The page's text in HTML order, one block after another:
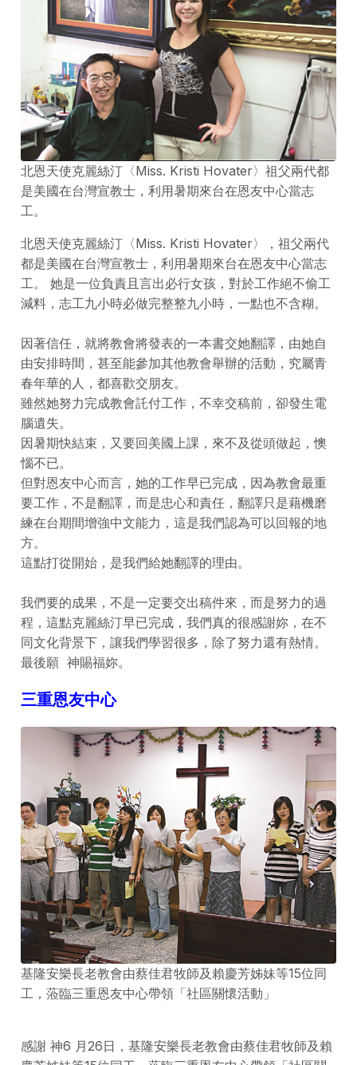
北恩天使克麗絲汀〈Miss. Kristi Hovater〉祖父兩代都
是美國在台灣宣教士，利用暑期來台在恩友中心當志
工。
北恩天使克麗絲汀〈Miss. Kristi Hovater〉，祖父兩代
都是美國在台灣宣教士，利用暑期來台在恩友中心當志
工。 她是一位負責且言出必行女孩，對於工作絕不偷工
減料，志工九小時必做完整整九小時，一點也不含糊。
因著信任，就將教會將發表的一本書交她翻譯，由她自
由安排時間，甚至能參加其他教會舉辦的活動，究屬青
春年華的人，都喜歡交朋友。
雖然她努力完成教會託付工作，不幸交稿前，卻發生電
腦遺失。
因暑期快結束，又要回美國上課，來不及從頭做起，懊
惱不已。
但對恩友中心而言，她的工作早已完成，因為教會最重
要工作，不是翻譯，而是忠心和責任，翻譯只是藉機磨
練在台期間增強中文能力，這是我們認為可以回報的地
方。
這點打從開始，是我們給她翻譯的理由。
我們要的成果，不是一定要交出稿件來，而是努力的過
程，這點克麗絲汀早已完成，我們真的很感謝妳，在不
同文化背景下，讓我們學習很多，除了努力還有熱情。
最後願 神賜福妳。
三重恩友中心
基隆安樂長老教會由蔡佳君牧師及賴慶芳姊妹等15位同
工，蒞臨三重恩友中心帶領「社區關懷活動」
感謝 神6 月26日，基隆安樂長老教會由蔡佳君牧師及賴